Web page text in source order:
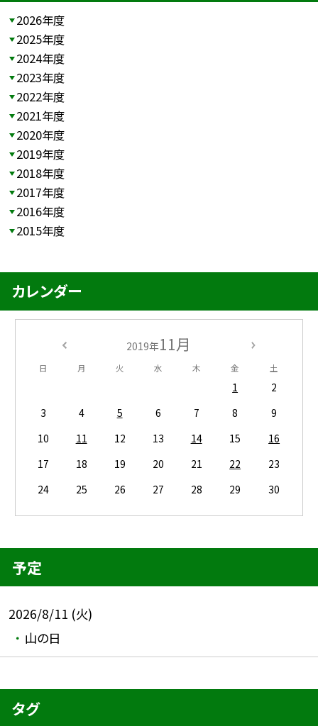
2026年度
2025年度
2024年度
2023年度
2022年度
2021年度
2020年度
2019年度
2018年度
2017年度
2016年度
2015年度
カレンダー
2019年11月
日 月 火 水 木 金 土
1
2
3
4 5 6 7 8
9
10
11 12 13 14 15
16
17
18 19 20 21 22
23
24
25 26 27 28 29 30
予定
2026/8/11 (火)
山の日
タグ